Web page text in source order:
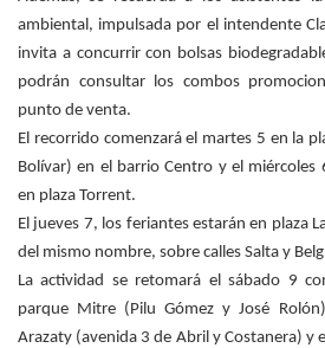
ambiental, impulsada por el intendente
invita a concurrir con bolsas
podrán consultar los combos
punto de venta.
El recorrido comenzará el martes 5 en la
Bolívar) en el barrio Centro y el
en plaza Torrent.
El jueves 7, los feriantes estarán en plaza
del mismo nombre, sobre calles Salta y
La actividad se retomará el sábado 9
parque Mitre (Pilu Gómez y José
Arazaty (avenida 3 de Abril y Costanera) y